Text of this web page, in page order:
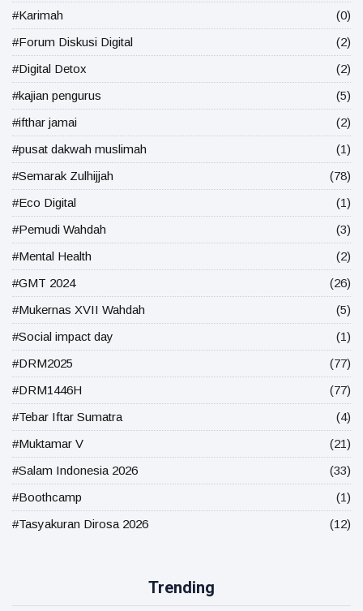
#Karimah
(0)
#Forum Diskusi Digital
(2)
#Digital Detox
(2)
#kajian pengurus
(5)
#ifthar jamai
(2)
#pusat dakwah muslimah
(1)
#Semarak Zulhijjah
(78)
#Eco Digital
(1)
#Pemudi Wahdah
(3)
#Mental Health
(2)
#GMT 2024
(26)
#Mukernas XVII Wahdah
(5)
#Social impact day
(1)
#DRM2025
(77)
#DRM1446H
(77)
#Tebar Iftar Sumatra
(4)
#Muktamar V
(21)
#Salam Indonesia 2026
(33)
#Boothcamp
(1)
#Tasyakuran Dirosa 2026
(12)
Trending